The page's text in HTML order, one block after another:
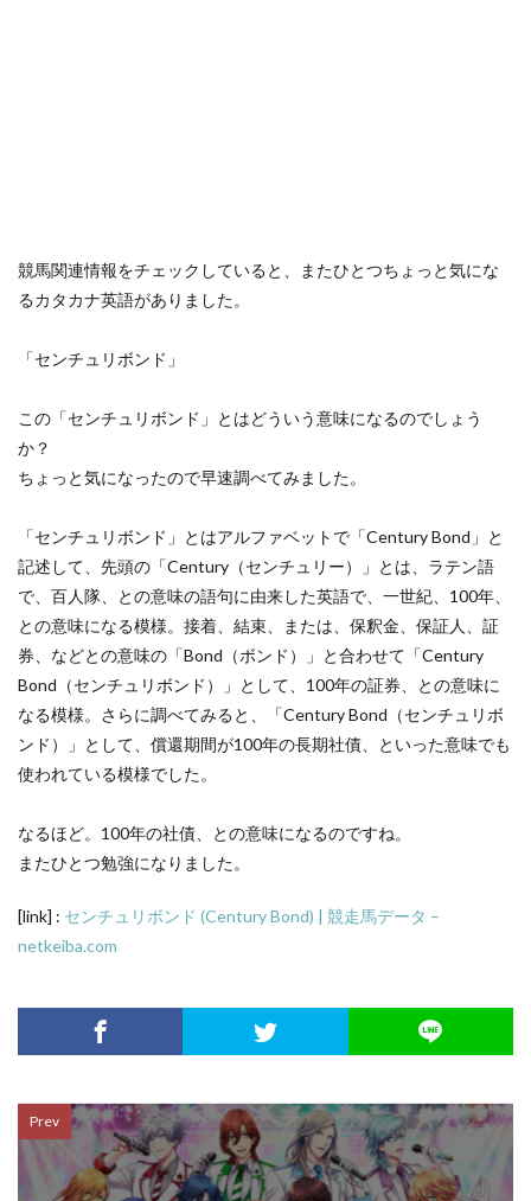
競馬関連情報をチェックしていると、またひとつちょっと気にな
るカタカナ英語がありました。
「センチュリボンド」
この「センチュリボンド」とはどういう意味になるのでしょう
か？
ちょっと気になったので早速調べてみました。
「センチュリボンド」とはアルファベットで「Century Bond」と
記述して、先頭の「Century（センチュリー）」とは、ラテン語
で、百人隊、との意味の語句に由来した英語で、一世紀、100年、
との意味になる模様。接着、結束、または、保釈金、保証人、証
券、などとの意味の「Bond（ボンド）」と合わせて「Century
Bond（センチュリボンド）」として、100年の証券、との意味に
なる模様。さらに調べてみると、「Century Bond（センチュリボ
ンド）」として、償還期間が100年の長期社債、といった意味でも
使われている模様でした。
なるほど。100年の社債、との意味になるのですね。
またひとつ勉強になりました。
[link] : センチュリボンド (Century Bond) | 競走馬データ –
netkeiba.com
Prev